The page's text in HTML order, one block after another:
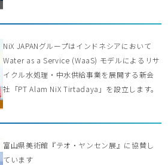
NiX JAPANグループはインドネシアにおいて
Water as a Service (WaaS) モデルによるリサ
イクル水処理・中水供給事業を展開する新会
社「PT Alam NiX Tirtadaya」を設立します。
富山県美術館『テオ・ヤンセン展』に協賛し
ています